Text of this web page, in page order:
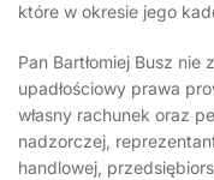
które w okresie jego
Pan Bartłomiej Busz
upadłościowy prawa
własny rachunek oraz
nadzorczej,
handlowej,